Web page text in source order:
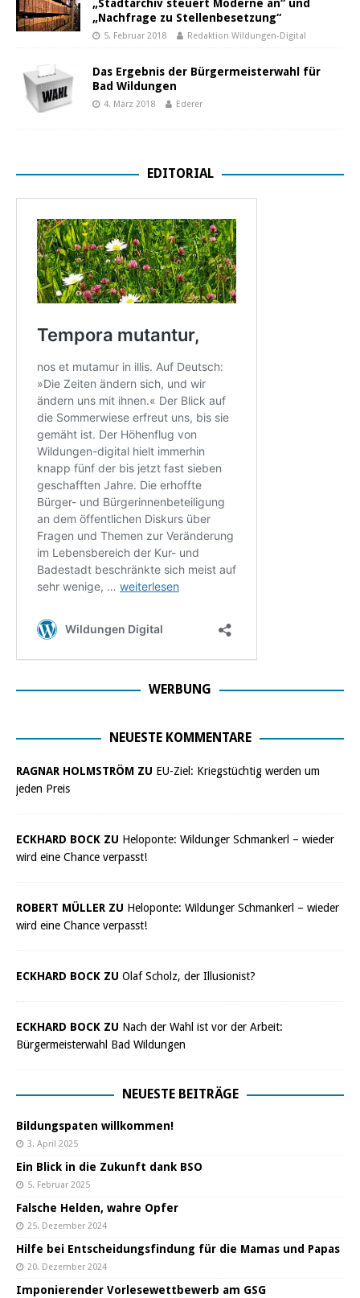
„Stadtarchiv steuert Moderne an“ und
„Nachfrage zu Stellenbesetzung“
5. Februar 2018 Redaktion Wildungen-Digital
Das Ergebnis der Bürgermeisterwahl für
Bad Wildungen
4. März 2018 Ederer
EDITORIAL
WERBUNG
NEUESTE KOMMENTARE
RAGNAR HOLMSTRÖM ZU EU-Ziel: Kriegstüchtig werden um
jeden Preis
ECKHARD BOCK ZU Heloponte: Wildunger Schmankerl – wieder
wird eine Chance verpasst!
ROBERT MÜLLER ZU Heloponte: Wildunger Schmankerl – wieder
wird eine Chance verpasst!
ECKHARD BOCK ZU Olaf Scholz, der Illusionist?
ECKHARD BOCK ZU Nach der Wahl ist vor der Arbeit:
Bürgermeisterwahl Bad Wildungen
NEUESTE BEITRÄGE
Bildungspaten willkommen!
3. April 2025
Ein Blick in die Zukunft dank BSO
5. Februar 2025
Falsche Helden, wahre Opfer
25. Dezember 2024
Hilfe bei Entscheidungsfindung für die Mamas und Papas
20. Dezember 2024
Imponierender Vorlesewettbewerb am GSG